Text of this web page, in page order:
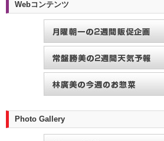
Webコンテンツ
Photo Gallery